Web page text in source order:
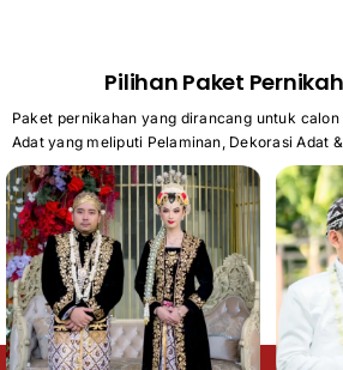
Pilihan Paket
Paket pernikahan yang dirancang untuk
Adat yang meliputi Pelaminan, Dekorasi Adat